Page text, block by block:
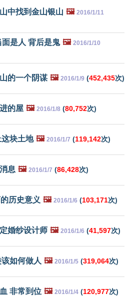
中找到金山银山 🖼️ 2016/1/11
是人 背后是鬼 🖼️ 2016/1/10
的一个阴谋 🖼️ 2016/1/9 (452,435次)
的屋 🖼️ 2016/1/8 (80,752次)
块土地 🖼️ 2016/1/7 (119,142次)
息 🖼️ 2016/1/7 (86,428次)
历史意义 🖼️ 2016/1/6 (103,171次)
婚纱设计师 🖼️ 2016/1/6 (41,597次)
如何做人 🖼️ 2016/1/5 (319,064次)
非常到位 🖼️ 2016/1/4 (120,977次)